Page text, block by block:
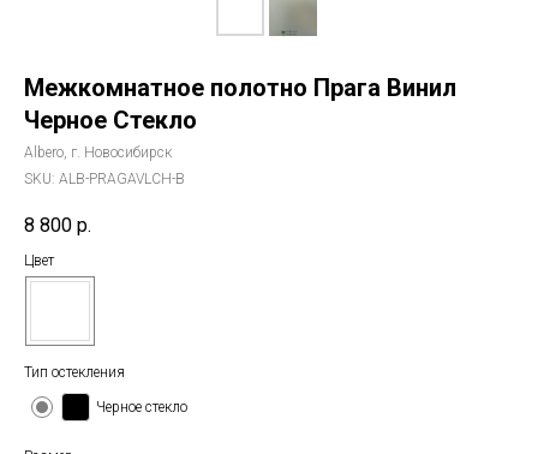
Межкомнатное полотно Прага Винил
Черное Стекло
Albero, г. Новосибирск
SKU: ALB-PRAGAVLCH-B
8 800 р.
Цвет
Тип остекления
Черное стекло